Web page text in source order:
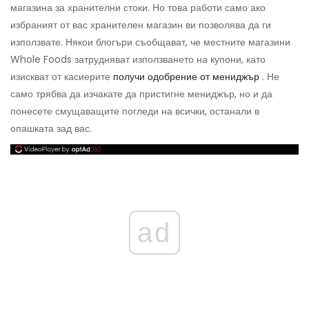
магазина за хранителни стоки. Но това работи само ако
избраният от вас хранителен магазин ви позволява да ги
използвате. Някои блогъри съобщават, че местните магазини
Whole Foods затрудняват използването на купони, като
изискват от касиерите получи одобрение от мениджър . Не
само трябва да изчакате да пристигне мениджър, но и да
понесете смущаващите погледи на всички, останали в
опашката зад вас.
ad